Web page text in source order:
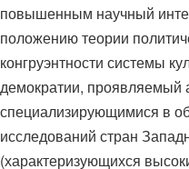
повышенным научный
положению теории
конгруэнтности системы
демократии, проявляемый
специализирующимися в
исследований стран
(характеризующихся